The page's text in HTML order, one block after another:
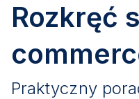
Rozkręć
Praktyczny